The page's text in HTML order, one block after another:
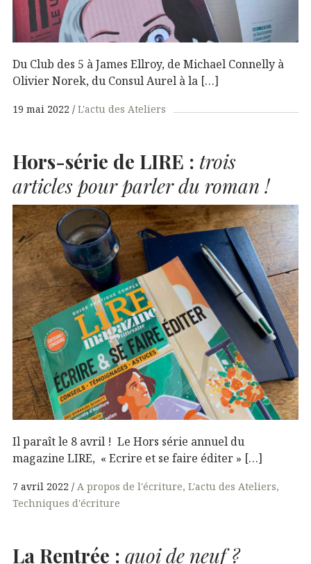
Du Club des 5 à James Ellroy, de Michael Connelly à
Olivier Norek, du Consul Aurel à la […]
19 mai 2022 L'actu des Ateliers
Hors-série de LIRE : trois
articles pour parler du roman !
Il paraît le 8 avril ! Le Hors série annuel du
magazine LIRE, « Ecrire et se faire éditer » […]
7 avril 2022 A propos de l'écriture L'actu des Ateliers
Techniques d'écriture
La Rentrée : quoi de neuf ?